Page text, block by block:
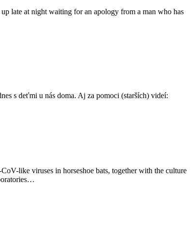
late at night waiting for an apology from a man who has
s deťmi u nás doma. Aj za pomoci (starších) videí:
like viruses in horseshoe bats, together with the culture